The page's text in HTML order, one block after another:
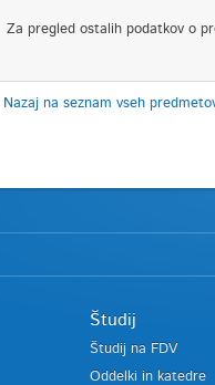
Za pregled ostalih podatkov o
Nazaj na seznam vseh
Študij
Študij na FDV
Oddelki in katedre